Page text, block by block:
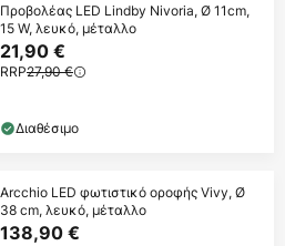
Προβολέας LED Lindby Nivoria, Ø 11cm,
15 W, λευκό, μέταλλο
21,90 €
RRP27,90 €
Διαθέσιμο
Arcchio LED φωτιστικό οροφής Vivy, Ø
38 cm, λευκό, μέταλλο
138,90 €